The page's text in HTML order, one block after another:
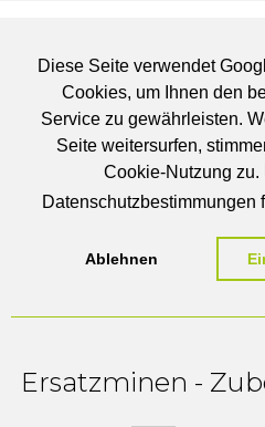
Diese Seite verwendet
Cookies, um Ihnen den
Service zu gewährleisten.
Seite weitersurfen,
Cookie-Nutzung zu.
Datenschutzbestimmungen
Ablehnen
BRUTTO
PREISE
MEIN
Ersatzminen -